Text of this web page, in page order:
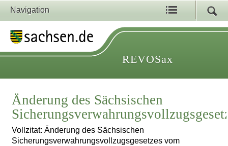
Navigation
REVOSax
Änderung des Sächsischen
Vollzitat: Änderung des Sächsischen
Sicherungsverwahrungsvollzugsgesetzes vom